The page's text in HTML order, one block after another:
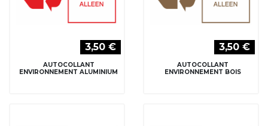
3,50 €
AUTOCOLLANT
ENVIRONNEMENT ALUMINIUM
3,50 €
AUTOCOLLANT
ENVIRONNEMENT BOIS